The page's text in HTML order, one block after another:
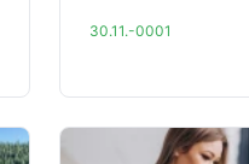
30.11.-0001